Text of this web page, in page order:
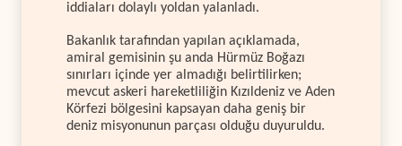
iddiaları dolaylı yoldan yalanladı.
Bakanlık tarafından yapılan açıklamada,
amiral gemisinin şu anda Hürmüz Boğazı
sınırları içinde yer almadığı belirtilirken;
mevcut askeri hareketliliğin Kızıldeniz ve Aden
Körfezi bölgesini kapsayan daha geniş bir
deniz misyonunun parçası olduğu duyuruldu.